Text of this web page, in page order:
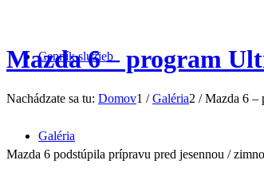
Cenník služieb
Galéria
Mazda 6 – program
Nachádzate sa tu: Domov1 / Galéria2 / Mazda 6 –
Mazda 6 podstúpila prípravu pred jesennou /